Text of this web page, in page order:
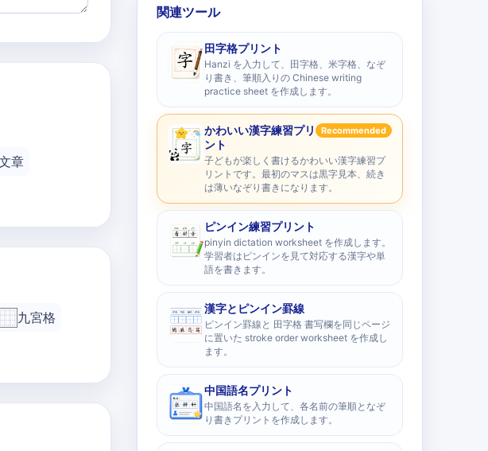
章
九宮格
関連ツール
田字格プリント
Hanzi を入力して、田字格、米字格、なぞ
り書き、筆順入りの Chinese writing
practice sheet を作成します。
かわいい漢字練習プリ
ント
Recommended
子どもが楽しく書けるかわいい漢字練習プ
リントです。最初のマスは黒字見本、続き
は薄いなぞり書きになります。
ピンイン練習プリント
pinyin dictation worksheet を作成します。
学習者はピンインを見て対応する漢字や単
語を書きます。
漢字とピンイン罫線
ピンイン罫線と 田字格 書写欄を同じページ
に置いた stroke order worksheet を作成し
ます。
中国語名プリント
中国語名を入力して、各名前の筆順となぞ
り書きプリントを作成します。